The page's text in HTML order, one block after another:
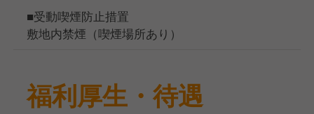
■受動喫煙防止措置
敷地内禁煙（喫煙場所あり）
福利厚生・待遇